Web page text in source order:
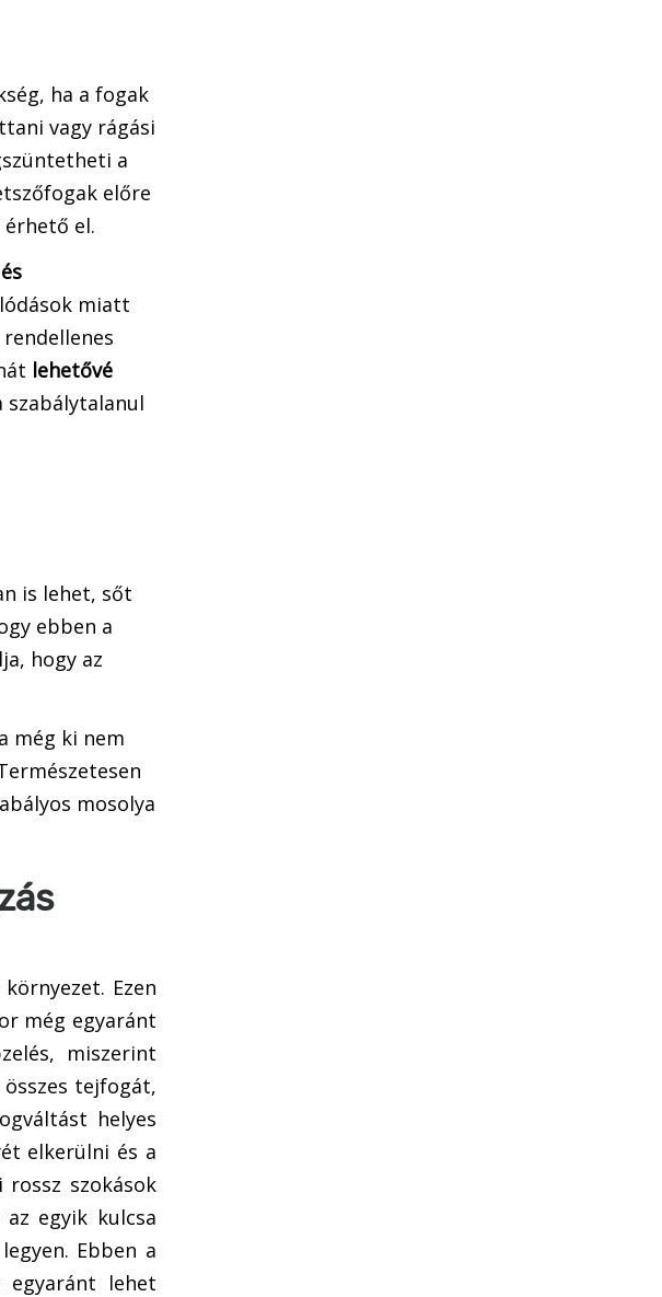
ha a fogak
vagy rágási
a
előre
el.
miatt
rendellenes
lehetővé
szabálytalanul
is lehet, sőt
ebben a
hogy az
még ki nem
mosolya
Ezen
még egyaránt
miszerint
tejfogát,
helyes
elkerülni és a
szokások
egyik kulcsa
Ebben a
egyaránt lehet